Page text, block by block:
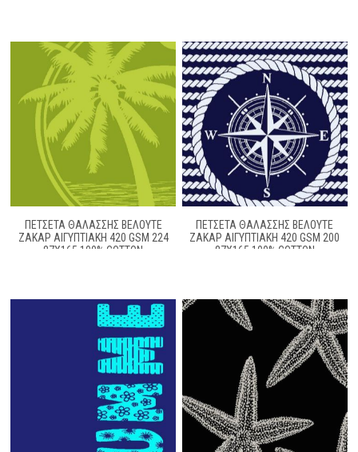
ΠΕΤΣΈΤΑ ΘΑΛΆΣΣΗΣ ΒΕΛΟΥΤΈ
ΖΑΚΆΡ ΑΙΓΥΠΤΙΑΚΉ 420 GSM 224
87X165 100% COTTON
ΠΕΤΣΕΤΑ ΘΑΛΑΣΣΗΣ ΒΕΛΟΥΤΕ
ΖΑΚΆΡ ΑΙΓΥΠΤΙΑΚΉ 420 GSM 200
87X165 100% COTTON